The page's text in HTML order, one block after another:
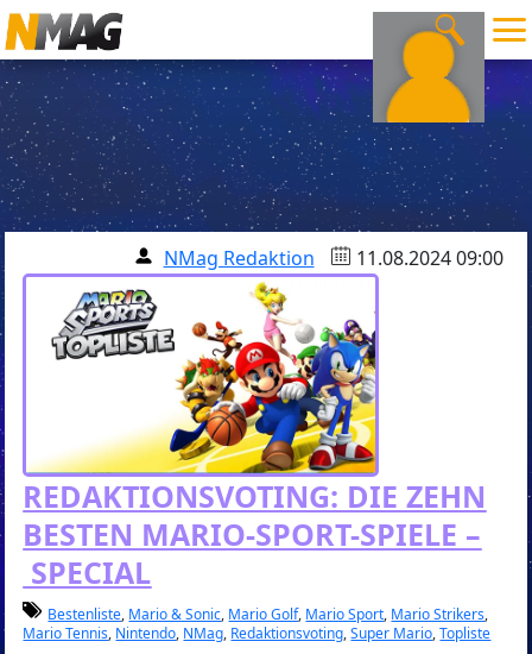
NMag Redaktion 11.08.2024 09:00
REDAKTIONSVOTING: DIE ZEHN
BESTEN MARIO-SPORT-SPIELE –
SPECIAL
Bestenliste, Mario & Sonic, Mario Golf, Mario Sport, Mario Strikers,
Mario Tennis, Nintendo, NMag, Redaktionsvoting,Super Mario,Topliste